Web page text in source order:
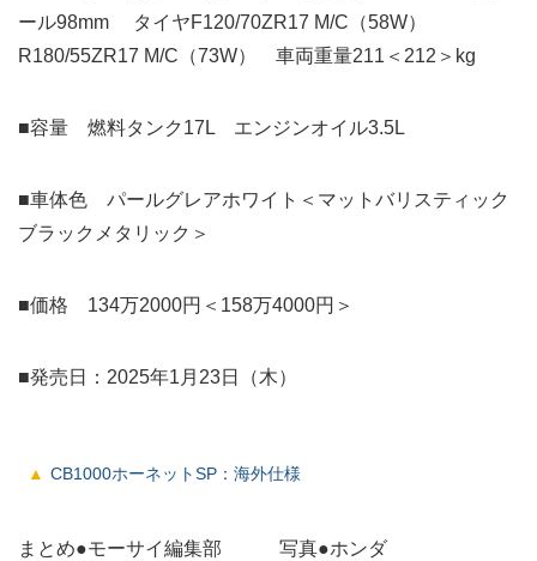
ール98mm タイヤF120/70ZR17 M/C（58W）
R180/55ZR17 M/C（73W） 車両重量211＜212＞kg
■容量 燃料タンク17L エンジンオイル3.5L
■車体色 パールグレアホワイト＜マットバリスティック
ブラックメタリック＞
■価格 134万2000円＜158万4000円＞
■発売日：2025年1月23日（木）
CB1000ホーネットSP：海外仕様
まとめ●モーサイ編集部 写真●ホンダ